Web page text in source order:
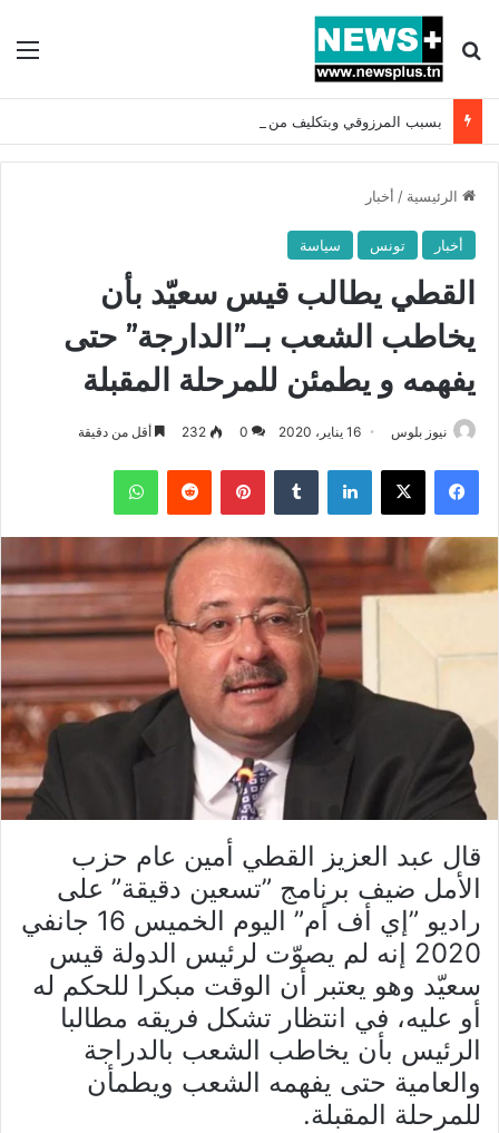
بحث عن
الرئيسية / أخبار
أخبار تونس سياسة
القطي يطالب قيس سعيّد بأن
يخاطب الشعب بــ”الدارجة” حتى
يفهمه و يطمئن للمرحلة المقبلة
نيوز بلوس 16 يناير، 2020 0
232 أقل من دقيقة
فيسبوك X لينكدإن بينتيريست واتساب
قال عبد العزيز القطي أمين عام حزب
الأمل ضيف برنامج ”تسعين دقيقة” على
راديو ”إي أف أم” اليوم الخميس 16 جانفي
2020 إنه لم يصوّت لرئيس الدولة قيس
سعيّد وهو يعتبر أن الوقت مبكرا للحكم له
أو عليه، في انتظار تشكل فريقه مطالبا
الرئيس بأن يخاطب الشعب بالدراجة
والعامية حتى يفهمه الشعب ويطمأن
للمرحلة المقبلة.